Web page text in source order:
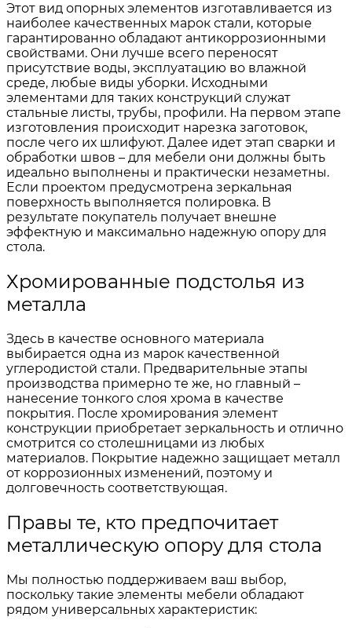
Этот вид опорных элементов изготавливается из
наиболее качественных марок стали, которые
гарантированно обладают антикоррозионными
свойствами. Они лучше всего переносят
присутствие воды, эксплуатацию во влажной
среде, любые виды уборки. Исходными
элементами для таких конструкций служат
стальные листы, трубы, профили. На первом этапе
изготовления происходит нарезка заготовок,
после чего их шлифуют. Далее идет этап сварки и
обработки швов – для мебели они должны быть
идеально выполнены и практически незаметны.
Если проектом предусмотрена зеркальная
поверхность выполняется полировка. В
результате покупатель получает внешне
эффектную и максимально надежную опору для
стола.
Хромированные подстолья из
металла
Здесь в качестве основного материала
выбирается одна из марок качественной
углеродистой стали. Предварительные этапы
производства примерно те же, но главный –
нанесение тонкого слоя хрома в качестве
покрытия. После хромирования элемент
конструкции приобретает зеркальность и отлично
смотрится со столешницами из любых
материалов. Покрытие надежно защищает металл
от коррозионных изменений, поэтому и
долговечность соответствующая.
Правы те, кто предпочитает
металлическую опору для стола
Мы полностью поддерживаем ваш выбор,
поскольку такие элементы мебели обладают
рядом универсальных характеристик: